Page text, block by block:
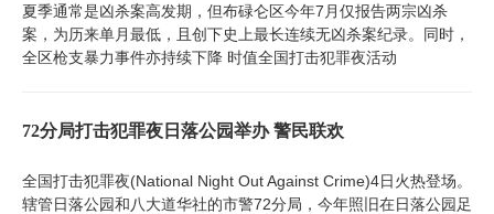
夏季通常是凶杀案高发期，但布碌仑区今年7月仅报告两宗凶杀
案，为历来单月最低，且创下史上最长连续无凶杀案纪录。同时，
全区枪支暴力事件亦持续下降 时值全国打击犯罪夜活动
72分局打击犯罪夜日落公园举办 警民联欢
全国打击犯罪夜(National Night Out Against Crime)4日火热登场。
辖管日落公园和八大道华社的市警72分局，今年照旧在日落公园足